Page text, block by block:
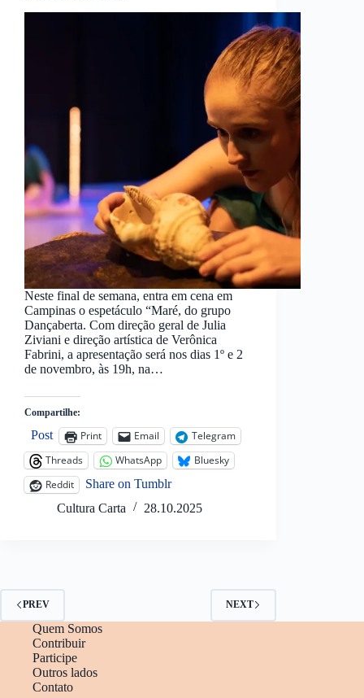
Neste final de semana, entra em cena em
Campinas o espetáculo “Maré, do grupo
Dançaberta. Com direção geral de Julia
Ziviani e direção artística de Verônica
Fabrini, a apresentação será nos dias 1º e 2
de novembro, às 19h, na…
Compartilhe:
Post Print Email
Telegram
Threads
WhatsApp
Bluesky
Reddit
Share on Tumblr
Cultura Carta
28.10.2025
PREV NEXT
Quem Somos
Contribuir
Participe
Outros lados
Contato